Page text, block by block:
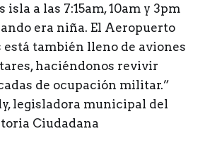
isla a las 7:15am, 10am y 3pm
era niña. El Aeropuerto
está también lleno de aviones
haciéndonos revivir
de ocupación militar.”
legisladora municipal del
Ciudadana